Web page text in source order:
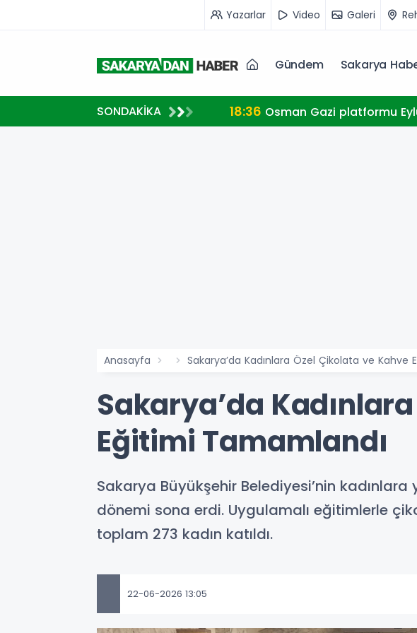
Yazarlar Video Galeri
Gündem Sakarya
SONDAKİKA 18:36 Osman Gazi platformu
Anasayfa Sakarya’da Kadınlara Özel Çikolata ve Kahve
Sakarya’da
Eğitimi Tamamlandı
Sakarya Büyükşehir Belediyesi’nin
dönemi sona erdi. Uygulamalı eğitimlerle
toplam 273 kadın katıldı.
22-06-2026 13:05